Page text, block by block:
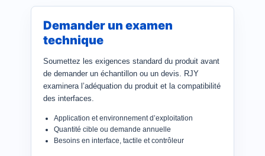
Demander un examen
technique
Soumettez les exigences standard du produit avant
de demander un échantillon ou un devis. RJY
examinera l’adéquation du produit et la compatibilité
des interfaces.
Application et environnement d’exploitation
Quantité cible ou demande annuelle
Besoins en interface, tactile et contrôleur